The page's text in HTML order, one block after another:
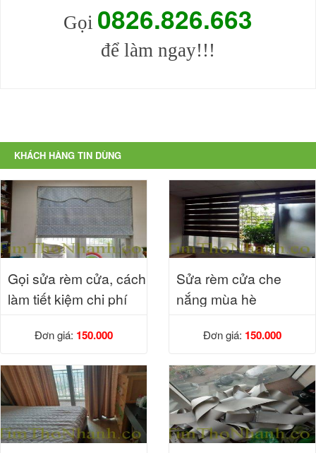
Gọi 0826.826.663
để làm ngay!!!
KHÁCH HÀNG TIN DÙNG
Gọi sửa rèm cửa, cách
làm tiết kiệm chi phí
Đơn giá: 150.000
Sửa rèm cửa che
nắng mùa hè
Đơn giá: 150.000